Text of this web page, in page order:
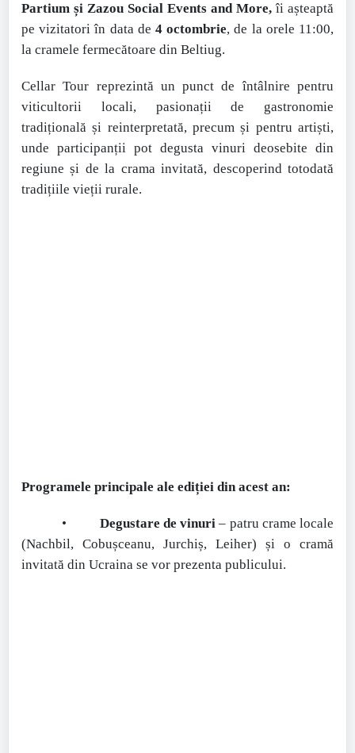
Partium și Zazou Social Events and More, îi așteaptă
pe vizitatori în data de 4 octombrie, de la orele 11:00,
la cramele fermecătoare din Beltiug.
Cellar Tour reprezintă un punct de întâlnire pentru
viticultorii locali, pasionații de gastronomie
tradițională și reinterpretată, precum și pentru artiști,
unde participanții pot degusta vinuri deosebite din
regiune și de la crama invitată, descoperind totodată
tradițiile vieții rurale.
Programele principale ale ediției din acest an:
• Degustare de vinuri – patru crame locale
(Nachbil, Cobușceanu, Jurchiș, Leiher) și o cramă
invitată din Ucraina se vor prezenta publicului.